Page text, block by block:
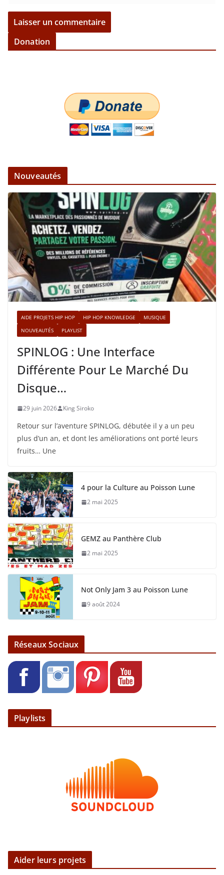
Donation
Nouveautés
AIDE PROJETS HIP HOP HIP HOP KNOWLEDGE
MUSIQUE
NOUVEAUTÉS
PLAYLIST
SPINLOG : Une Interface
Différente Pour Le Marché Du
Disque…
29 juin 2026 King Siroko
Retour sur l’aventure SPINLOG, débutée il y a un peu
plus d’un an, et dont les améliorations ont porté leurs
fruits… Une
4 pour la Culture au Poisson Lune
2 mai 2025
GEMZ au Panthère Club
2 mai 2025
Not Only Jam 3 au Poisson Lune
9 août 2024
Réseaux Sociaux
Playlists
Aider leurs projets